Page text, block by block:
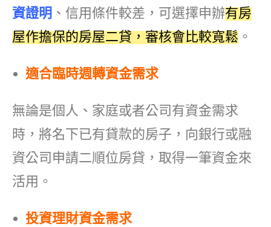
資證明 、信用條件較差，可選擇申辦有房
屋作擔保的房屋二貸，審核會比較寬鬆 。
適合臨時週轉資金需求
無論是個人、家庭或者公司有資金需求
時，將名下已有貸款的房子，向銀行或融
資公司申請二順位房貸，取得一筆資金來
活用。
投資理財資金需求